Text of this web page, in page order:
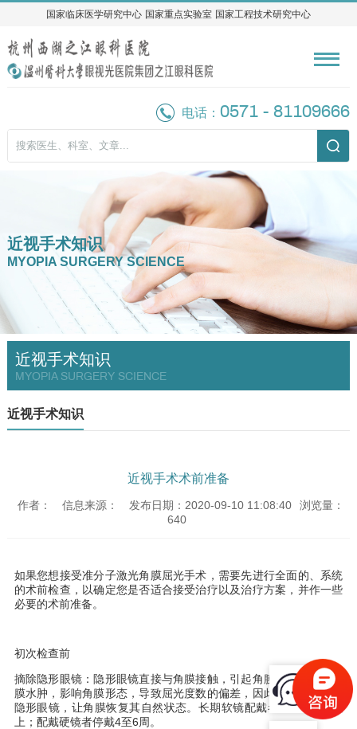
国家临床医学研究中心 国家重点实验室 国家工程技术研究中心
国家临床医学研究中心 国家重点实验室 国家工程技术研究中心
电话：0571 - 81109666
近视手术知识
MYOPIA SURGERY SCIENCE
近视手术知识
MYOPIA SURGERY SCIENCE
近视手术知识
近视手术术前准备
作者： 信息来源： 发布日期：2020-09-10 11:08:40
浏览量：
640
如果您想接受准分子激光角膜屈光手术，需要先进行全面的、系统
的术前检查，以确定您是否适合接受治疗以及治疗方案，并作一些
必要的术前准备。
初次检查前
摘除隐形眼镜：隐形眼镜直接与角膜接触，引起角膜慢性缺氧，角
膜水肿，影响角膜形态，导致屈光度数的偏差，因此检查前应停戴
隐形眼镜，让角膜恢复其自然状态。长期软镜配戴者需停戴2周以
上；配戴硬镜者停戴4至6周。